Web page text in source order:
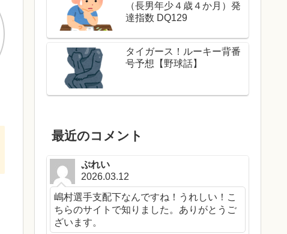
（長男年少４歳４か月）発
達指数 DQ129
タイガース！ルーキー背番
号予想【野球話】
最近のコメント
ぷれい
2026.03.12
嶋村選手支配下なんですね！うれしい！こ
ちらのサイトで知りました。ありがとうご
ざいます。